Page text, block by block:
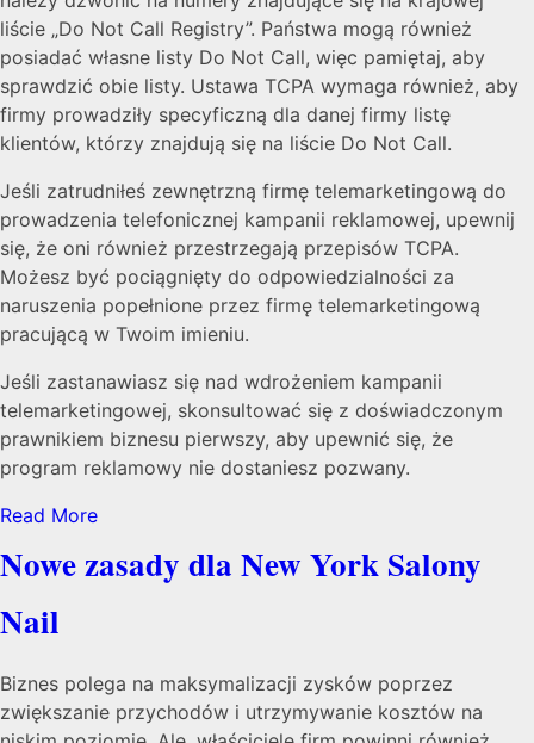
liście „Do Not Call Registry”. Państwa mogą również
posiadać własne listy Do Not Call, więc pamiętaj, aby
sprawdzić obie listy. Ustawa TCPA wymaga również, aby
firmy prowadziły specyficzną dla danej firmy listę
klientów, którzy znajdują się na liście Do Not Call.
Jeśli zatrudniłeś zewnętrzną firmę telemarketingową do
prowadzenia telefonicznej kampanii reklamowej, upewnij
się, że oni również przestrzegają przepisów TCPA.
Możesz być pociągnięty do odpowiedzialności za
naruszenia popełnione przez firmę telemarketingową
pracującą w Twoim imieniu.
Jeśli zastanawiasz się nad wdrożeniem kampanii
telemarketingowej, skonsultować się z doświadczonym
prawnikiem biznesu pierwszy, aby upewnić się, że
program reklamowy nie dostaniesz pozwany.
Read More
Nowe zasady dla New York Salony
Nail
Biznes polega na maksymalizacji zysków poprzez
zwiększanie przychodów i utrzymywanie kosztów na